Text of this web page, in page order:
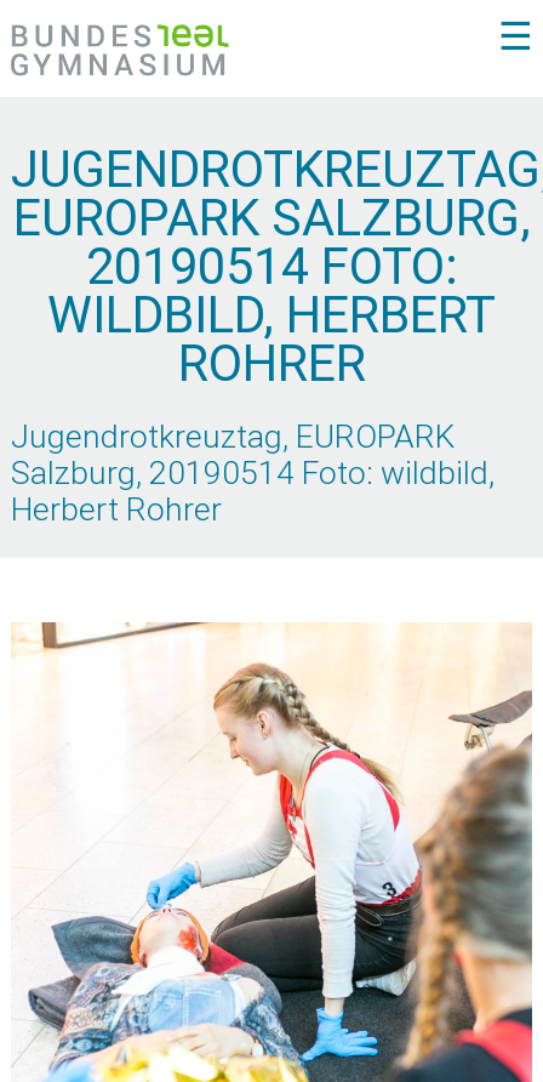
☰
EUROPARK SALZBURG,
20190514 FOTO:
WILDBILD, HERBERT
ROHRER
Jugendrotkreuztag, EUROPARK
Salzburg, 20190514 Foto: wildbild,
Herbert Rohrer